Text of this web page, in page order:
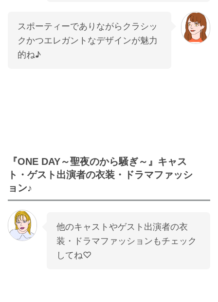
スポーティーでありながらクラシッ
クかつエレガントなデザインが魅力
的ね♪
『ONE DAY～聖夜のから騒ぎ～』キャス
ト・ゲスト出演者の衣装・ドラマファッシ
ョン♪
他のキャストやゲスト出演者の衣
装・ドラマファッションもチェック
してね♡